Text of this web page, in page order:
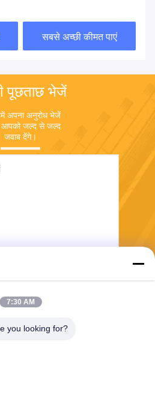
सबसे अच्छी कीमत पाएं
पूछताछ भेजें
अपना अनुरोध भेजें
जल्द से जल्द
जवाब देंगे।
7:30 AM
you looking for?